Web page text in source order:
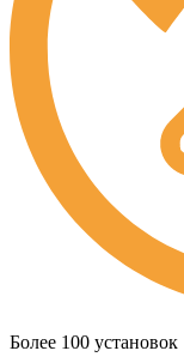
Более 100 установок